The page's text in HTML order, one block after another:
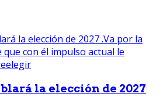
la elección de 2027